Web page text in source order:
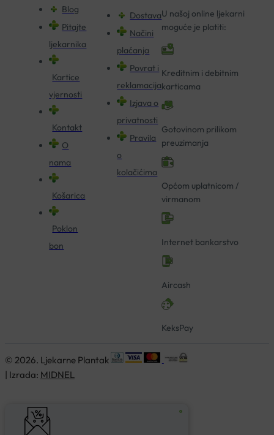
Blog
Pitajte
ljekarnika
Kartice
vjernosti
Kontakt
O
nama
Košarica
Poklon
bon
Dostava
Načini
plaćanja
Povrat i
reklamacija
Izjava o
privatnosti
Pravila
o
kolačićima
U našoj online ljekarni
moguće je platiti:
Kreditnim i debitnim
karticama
Gotovinom prilikom
preuzimanja
Općom uplatnicom /
virmanom
Internet bankarstvo
Aircash
KeksPay
© 2026. Ljekarne Plantak
| Izrada: MIDNEL